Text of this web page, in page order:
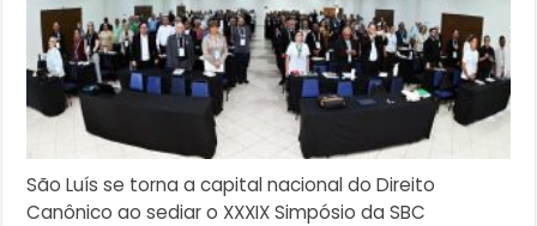
São Luís se torna a capital nacional do Direito
Canônico ao sediar o XXXIX Simpósio da SBC